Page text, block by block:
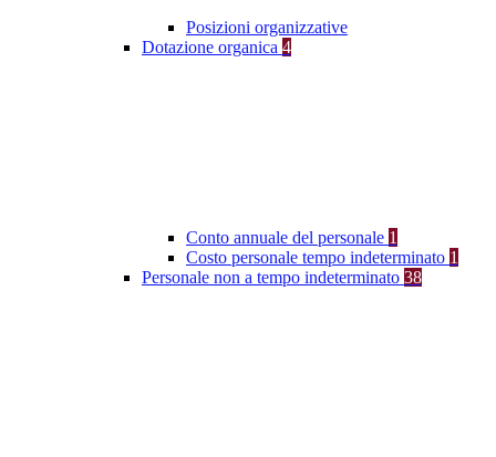
Posizioni organizzative
Dotazione organica 4
Conto annuale del personale 1
Costo personale tempo indeterminato 1
Personale non a tempo indeterminato 38